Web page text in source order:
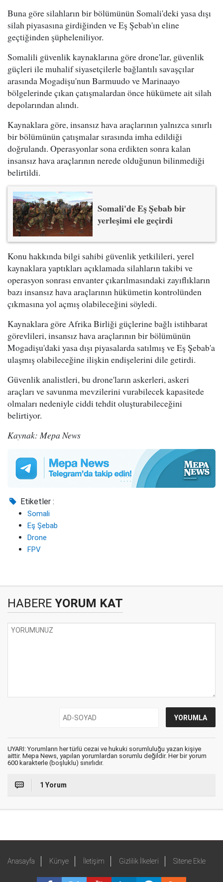
Buna göre silahların bir bölümünün Somali'deki yasa dışı
silah piyasasına girdiğinden ve Eş Şebab'ın eline
geçtiğinden şüpheleniliyor.
Somalili güvenlik kaynaklarına göre drone'lar, güvenlik
güçleri ile muhalif siyasetçilerle bağlantılı savaşçılar
arasında Mogadişu'nun Barmuudo ve Marinaayo
bölgelerinde çıkan çatışmalardan önce hükümete ait silah
depolarından alındı.
Kaynaklara göre, insansız hava araçlarının yalnızca sınırlı
bir bölümünün çatışmalar sırasında imha edildiği
doğrulandı. Operasyonlar sona erdikten sonra kalan
insansız hava araçlarının nerede olduğunun bilinmediği
belirtildi.
Somali'de Eş Şebab bir
yerleşimi ele geçirdi
Konu hakkında bilgi sahibi güvenlik yetkilileri, yerel
kaynaklara yaptıkları açıklamada silahların takibi ve
operasyon sonrası envanter çıkarılmasındaki zayıflıkların
bazı insansız hava araçlarının hükümetin kontrolünden
çıkmasına yol açmış olabileceğini söyledi.
Kaynaklara göre Afrika Birliği güçlerine bağlı istihbarat
görevlileri, insansız hava araçlarının bir bölümünün
Mogadişu'daki yasa dışı piyasalarda satılmış ve Eş Şebab'a
ulaşmış olabileceğine ilişkin endişelerini dile getirdi.
Güvenlik analistleri, bu drone'ların askerleri, askeri
araçları ve savunma mevzilerini vurabilecek kapasitede
olmaları nedeniyle ciddi tehdit oluşturabileceğini
belirtiyor.
Kaynak: Mepa News
Etiketler :
Somali
Eş Şebab
Drone
FPV
HABERE YORUM KAT
UYARI: Yorumların her türlü cezai ve hukuki sorumluluğu yazan kişiye
aittir. Mepa News, yapılan yorumlardan sorumlu değildir. Her bir yorum
600 karakterle (boşluklu) sınırlıdır.
1 Yorum
Anasayfa Künye İletişim Gizlilik İlkeleri Sitene Ekle